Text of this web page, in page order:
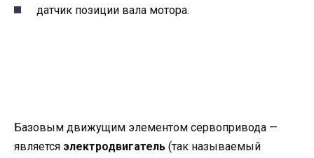
датчик позиции вала мотора.
Базовым движущим элементом сервопривода —
является электродвигатель (так называемый